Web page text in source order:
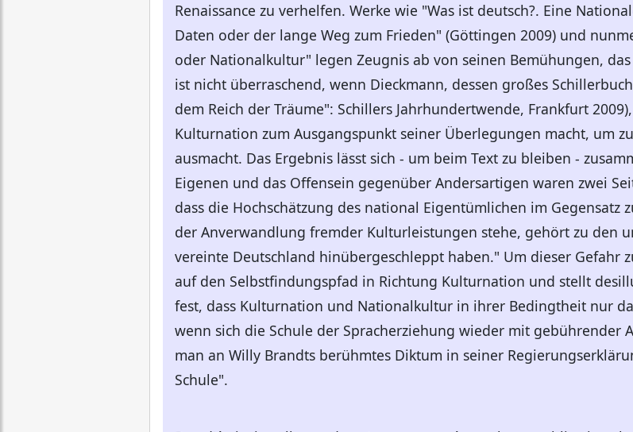
Renaissance zu verhelfen. Werke wie "Was ist deutsch?. Eine
Daten oder der lange Weg zum Frieden" (Göttingen 2009) und
oder Nationalkultur" legen Zeugnis ab von seinen Bemühungen,
ist nicht überraschend, wenn Dieckmann, dessen großes
dem Reich der Träume": Schillers Jahrhundertwende, Frankfurt
Kulturnation zum Ausgangspunkt seiner Überlegungen macht, um
ausmacht. Das Ergebnis lässt sich - um beim Text zu bleiben -
Eigenen und das Offensein gegenüber Andersartigen waren zwei
dass die Hochschätzung des national Eigentümlichen im Gegensatz
der Anverwandlung fremder Kulturleistungen stehe, gehört zu den
vereinte Deutschland hinübergeschleppt haben." Um dieser Gefahr
auf den Selbstfindungspfad in Richtung Kulturnation und stellt
fest, dass Kulturnation und Nationalkultur in ihrer Bedingtheit nur
wenn sich die Schule der Spracherziehung wieder mit gebührender
man an Willy Brandts berühmtes Diktum in seiner
Schule".